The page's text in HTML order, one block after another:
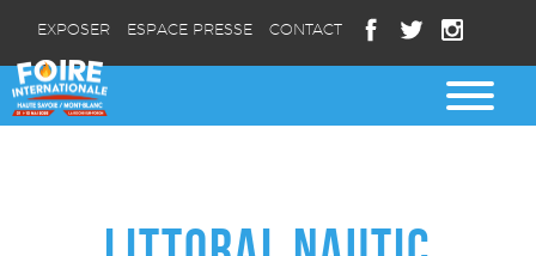
EXPOSER ESPACE PRESSE CONTACT